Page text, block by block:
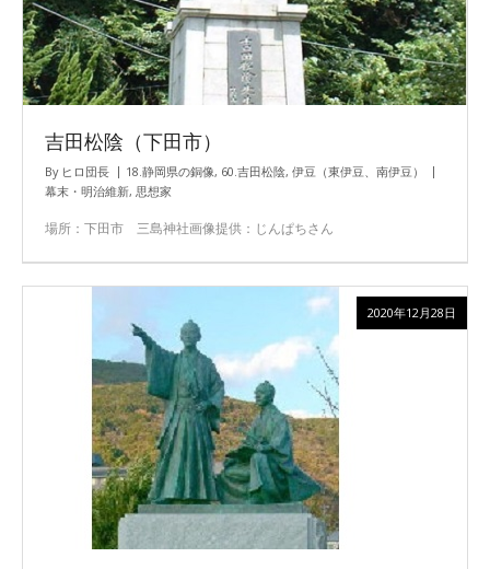
吉田松陰（下田市）
By ヒロ団長 18.静岡県の銅像, 60.吉田松陰, 伊豆（東伊豆、南伊豆）
幕末・明治維新, 思想家
場所：下田市 三島神社画像提供：じんぱちさん
2020年12月28日